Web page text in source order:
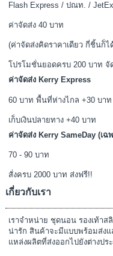
Flash Express / ปณท. /
ค่าจัดส่ง 40 บาท
(ค่าจัดส่งคิดราคาเดียว กี่ชิ้นก็
โปรโมชั่นยอดครบ 200 บาท จั
ค่าจัดส่ง Kerry Express
60 บาท พื้นที่ห่างไกล +30 บาท
เก็บเงินปลายทาง +40 บาท
ค่าจัดส่ง Kerry SameDay (เฉ
70 - 90 บาท
สั่งครบ 2000 บาท ส่งฟรี!!
เกี่ยวกับเรา
เราจำหน่าย ชุดนอน รองเท้าส
น่ารัก สินค้าจะมีแบบพร้อมส่งแ
แหล่งผลิตที่ส่งออกไปยังต่างป